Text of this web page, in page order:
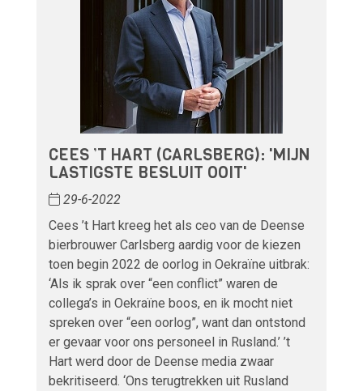
CEES ’T HART (CARLSBERG): 'MIJN
LASTIGSTE BESLUIT OOIT'
29-6-2022
Cees ’t Hart kreeg het als ceo van de Deense
bierbrouwer Carlsberg aardig voor de kiezen
toen begin 2022 de oorlog in Oekraïne uitbrak:
‘Als ik sprak over “een conflict” waren de
collega’s in Oekraïne boos, en ik mocht niet
spreken over “een oorlog”, want dan ontstond
er gevaar voor ons personeel in Rusland.’ ’t
Hart werd door de Deense media zwaar
bekritiseerd. ‘Ons terugtrekken uit Rusland